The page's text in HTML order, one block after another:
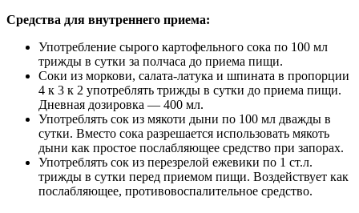
Средства для внутреннего приема:
Употребление сырого картофельного сока по 100 мл
трижды в сутки за полчаса до приема пищи.
Соки из моркови, салата-латука и шпината в пропорции
4 к 3 к 2 употреблять трижды в сутки до приема пищи.
Дневная дозировка — 400 мл.
Употреблять сок из мякоти дыни по 100 мл дважды в
сутки. Вместо сока разрешается использовать мякоть
дыни как простое послабляющее средство при запорах.
Употреблять сок из перезрелой ежевики по 1 ст.л.
трижды в сутки перед приемом пищи. Воздействует как
послабляющее, противовоспалительное средство.